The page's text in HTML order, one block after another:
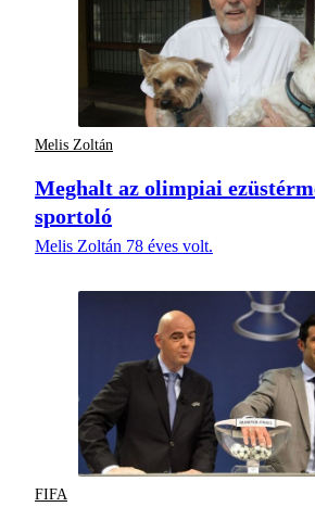
Melis Zoltán
Meghalt az olimpiai
sportoló
Melis Zoltán 78 éves volt.
FIFA